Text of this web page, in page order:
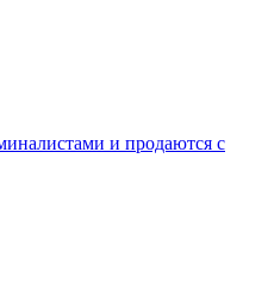
и продаются с